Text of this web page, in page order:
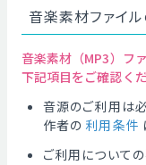
音楽素材ファイ
音楽素材（MP3）フ
下記項目をご確認くだ
音源のご利用は
作者の 利用条件
ご利用について